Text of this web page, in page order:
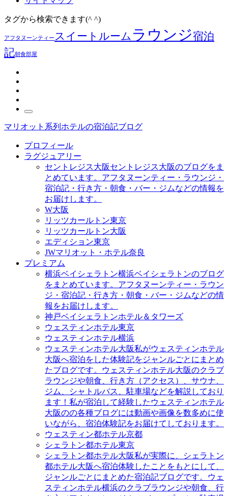
タグから検索できます(^ ^)
アフタヌーンティースイートルーム ラウンジ宿泊
記朝食部屋
マリオット系列ホテルの宿泊記ブログ
プロフィール
ラグジュアリー
セントレジス大阪セントレジス大阪のブログをま
とめています。アフタヌーンティー・ラウンジ・
宿泊記・行き方・朝食・バー・ジムなどの情報を
お届けします。
W大阪
リッツカールトン東京
リッツカールトン大阪
エディション東京
JWマリオット・ホテル奈良
プレミアム
横浜ベイシェラトン横浜ベイシェラトンのブログ
をまとめています。アフタヌーンティー・ラウン
ジ・宿泊記・行き方・朝食・バー・ジムなどの情
報をお届けします。
神戸ベイシェラトンホテル＆タワーズ
ウェスティンホテル東京
ウェスティンホテル横浜
ウェスティンホテル大阪私がウェスティンホテル
大阪へ宿泊をした体験記をジャンルごとにまとめ
たブログです。ウェスティンホテル大阪のクラブ
ラウンジや朝食、行き方（アクセス）、サウナ、
ジム、シャトルバス、駐車場などを解説しており
ます！私が宿泊して経験したウェスティンホテル
大阪のの各種ブログには動画や画像を数多めに使
いながら、宿泊体験記をお届けてしております。
ウェスティン都ホテル京都
シェラトン都ホテル東京
シェラトン都ホテル大阪私が実際に、シェラトン
都ホテル大阪へ宿泊体験したことをもとにして、
ジャンルごとにまとめた宿泊記ブログです。ウェ
スティンホテル横浜のクラブラウンジや朝食、行